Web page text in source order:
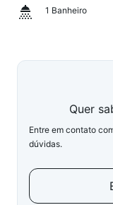
1 Banheiro
Quer
Entre em contato
dúvidas.